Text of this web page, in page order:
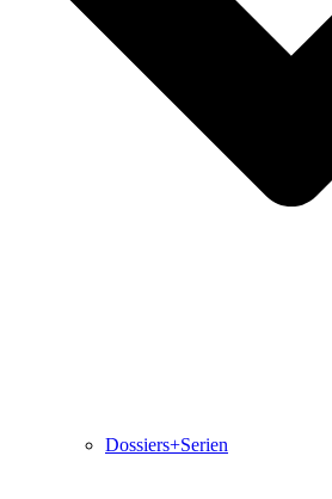
Dossiers+Serien